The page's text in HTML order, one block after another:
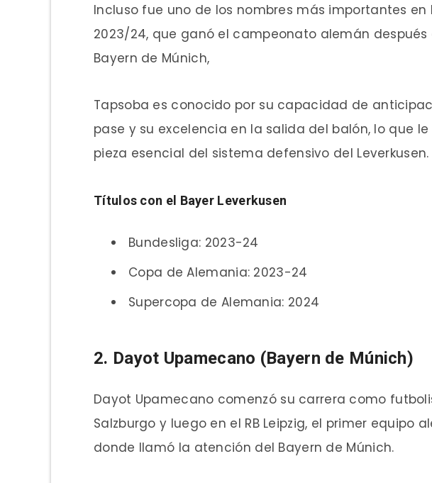
Incluso fue uno de los nombres más importantes
2023/24, que ganó el campeonato alemán
Bayern de Múnich,
Tapsoba es conocido por su capacidad de
pase y su excelencia en la salida del balón, lo que
pieza esencial del sistema defensivo del Leverkusen.
Títulos con el Bayer Leverkusen
Bundesliga: 2023-24
Copa de Alemania: 2023-24
Supercopa de Alemania: 2024
2. Dayot Upamecano (Bayern de Múnich)
Dayot Upamecano comenzó su carrera como
Salzburgo y luego en el RB Leipzig, el primer equipo
donde llamó la atención del Bayern de Múnich.